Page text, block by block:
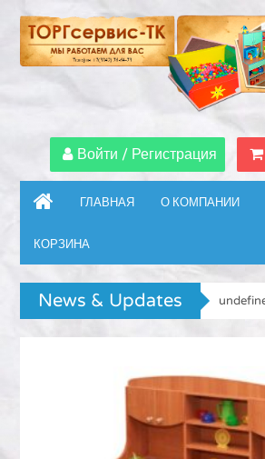
Войти / Регистрация
ГЛАВНАЯ О КОМПАНИИ
КОРЗИНА
News & Updates